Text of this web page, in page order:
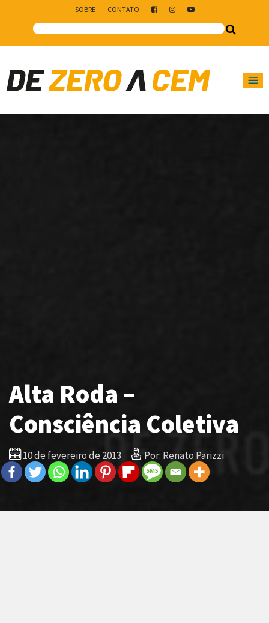
SOBRE CONTATO
Main Navigation
Alta Roda –
Consciência Coletiva
10 de fevereiro de 2013 Por: Renato Parizzi